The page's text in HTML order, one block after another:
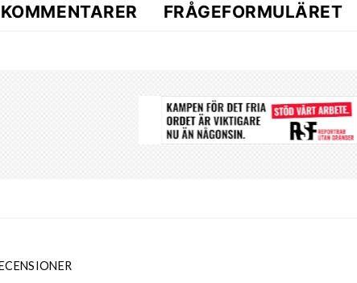
FRÅGEFORMULÄRET